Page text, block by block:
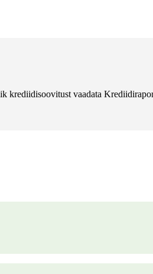
krediidisoovitust vaadata